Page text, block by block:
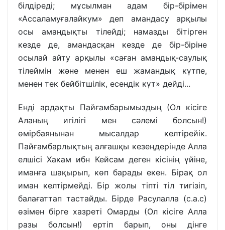
білдіреді; мұсылман адам бір-бірімен
«Ассаламуғалайкум» деп амандасу арқылы
осы амандықты тілейді; намазды бітірген
кезде де, амандасқан кезде де бір-біріне
осылай айту арқылы «саған амандық-саулық
тілеймін және менен еш жамандық күтпе,
менен тек бейбітшілік, есендік күт» дейді...
Енді ардақты Пайғамбарымыздың (Ол кісіге
Аланың игілігі мен сәлемі болсын!)
өмірбаянынан мысалдар келтірейік.
Пайғамбарлықтың алғашқы кезеңдерінде Алла
елшісі Хакам ибн Кейсам деген кісінің үйіне,
иманға шақырып, көп барады екен. Бірақ ол
иман келтірмейді. Бір жолы тіпті тіл тигізіп,
балағаттап тастайды. Бірде Расулалла (с.а.с)
өзімен бірге хазреті Омарды (Ол кісіге Алла
разы болсын!) ертіп барып, оны дінге